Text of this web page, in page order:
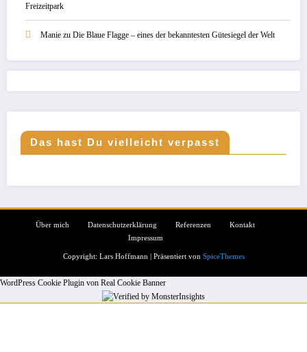
Freizeitpark
Manie zu Die Blaue Flagge – eines der bekanntesten Gütesiegel der Welt
Das hast Du vielleicht verpasst
Über mich Datenschutzerklärung Referenzen
Kontakt
Impressum
Copyright: Lars Hoffmann | Präsentiert von SpiceThemes
WordPress Cookie Plugin von Real Cookie Banner